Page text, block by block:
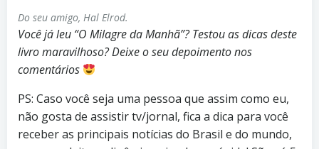
Do seu amigo, Hal Elrod.
Você já leu “O Milagre da Manhã”? Testou as dicas deste
livro maravilhoso? Deixe o seu depoimento nos
comentários
PS: Caso você seja uma pessoa que assim como eu,
não gosta de assistir tv/jornal, fica a dica para você
receber as principais notícias do Brasil e do mundo,